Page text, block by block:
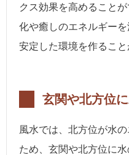
クス効果を高めること
化や癒しのエネルギーを
安定した環境を作ること
玄関や北方位
風水では、北方位が水
ため、玄関や北方位に